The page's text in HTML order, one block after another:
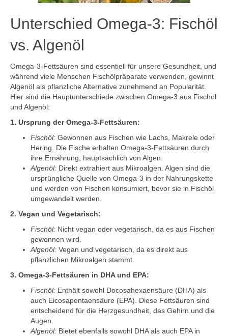
Unterschied Omega-3: Fischöl
vs. Algenöl
Omega-3-Fettsäuren sind essentiell für unsere Gesundheit, und
während viele Menschen Fischölpräparate verwenden, gewinnt
Algenöl als pflanzliche Alternative zunehmend an Popularität.
Hier sind die Hauptunterschiede zwischen Omega-3 aus Fischöl
und Algenöl:
1. Ursprung der Omega-3-Fettsäuren:
Fischöl: Gewonnen aus Fischen wie Lachs, Makrele oder
Hering. Die Fische erhalten Omega-3-Fettsäuren durch
ihre Ernährung, hauptsächlich von Algen.
Algenöl: Direkt extrahiert aus Mikroalgen. Algen sind die
ursprüngliche Quelle von Omega-3 in der Nahrungskette
und werden von Fischen konsumiert, bevor sie in Fischöl
umgewandelt werden.
2. Vegan und Vegetarisch:
Fischöl: Nicht vegan oder vegetarisch, da es aus Fischen
gewonnen wird.
Algenöl: Vegan und vegetarisch, da es direkt aus
pflanzlichen Mikroalgen stammt.
3. Omega-3-Fettsäuren in DHA und EPA:
Fischöl: Enthält sowohl Docosahexaensäure (DHA) als
auch Eicosapentaensäure (EPA). Diese Fettsäuren sind
entscheidend für die Herzgesundheit, das Gehirn und die
Augen.
Algenöl: Bietet ebenfalls sowohl DHA als auch EPA in